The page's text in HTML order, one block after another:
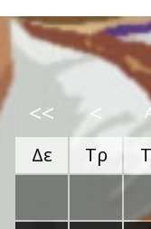
<< <
Δε Τρ